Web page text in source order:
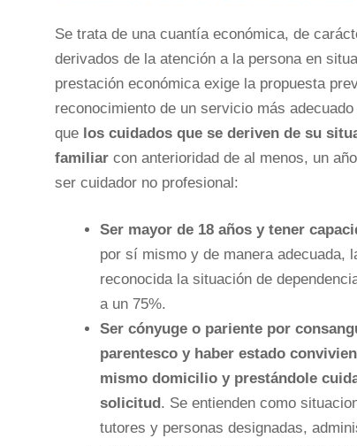
Se trata de una cuantía económica, de
derivados de la atención a la persona en
prestación económica exige la propuesta
reconocimiento de un servicio más
que los cuidados que se deriven de su
familiar con anterioridad de al menos, un
ser cuidador no profesional:
Ser mayor de 18 años y tener
por sí mismo y de manera adecuada,
reconocida la situación de
a un 75%.
Ser cónyuge o pariente por
parentesco y haber estado
mismo domicilio y prestándole
solicitud . Se entienden como
tutores y personas designadas,